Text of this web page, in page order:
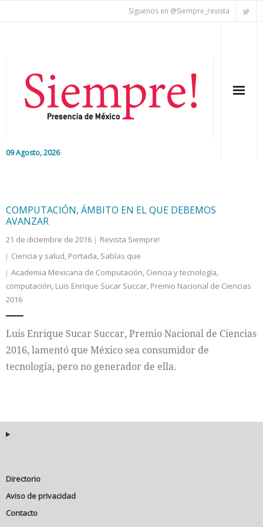
Síguenos en @Siempre_revista
09 Agosto, 2026
Colaboradores
Internacional
COMPUTACIÓN, ÁMBITO EN EL QUE DEBEMOS
AVANZAR
21 de diciembre de 2016
Revista Siempre!
Ciencia y salud, Portada, Sabías que
Academia Mexicana de Computación, Ciencia y tecnología,
computación, Luis Enrique Sucar Succar, Premio Nacional de Ciencias
2016
Luis Enrique Sucar Succar, Premio Nacional de Ciencias
2016, lamentó que México sea consumidor de
tecnología, pero no generador de ella.
Directorio
Aviso de privacidad
Contacto